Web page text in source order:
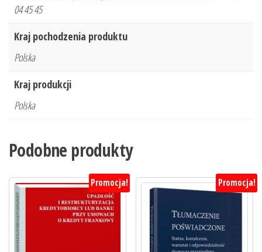
04 45 45
Kraj pochodzenia produktu
Polska
Kraj produkcji
Polska
Podobne produkty
Promocja! Promocja!